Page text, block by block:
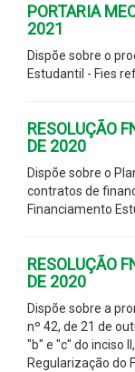
PORTARIA
2021
Dispõe sobre o
Estudantil - Fies
RESOLUÇÃO
DE 2020
Dispõe sobre o
contratos de
Financiamento
RESOLUÇÃO
DE 2020
Dispõe sobre a
nº 42, de 21 de
"b" e "c" do inciso
Regularização do